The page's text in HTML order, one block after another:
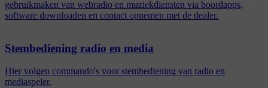
gebruikmaken van webradio en muziekdiensten via boordapps,
software downloaden en contact opnemen met de dealer.
Stembediening radio en media
Hier volgen commando's voor stembediening van radio en
mediaspeler.